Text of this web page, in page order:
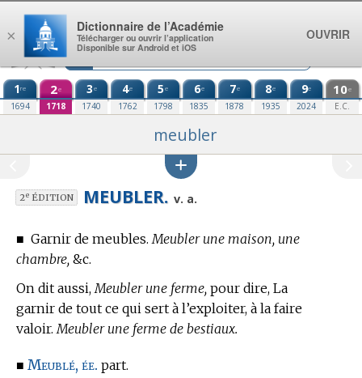
Aller au contenu
1re
1694
2e
1718
3e
1740
4e
1762
5e
1798
6e
1835
7e
1878
8e
1935
9e
2024
10e
E.C.
meubler
2eÉDITION MEUBLER. v. a.
■ Garnir de meubles. Meubler une maison, une
chambre, &c.
On dit aussi, Meubler une ferme, pour dire, La
garnir de tout ce qui sert à l’exploiter, à la faire
valoir. Meubler une ferme de bestiaux.
■ Meublé, ée. part.
×
Dictionnaire de l’Académie
Télécharger ou ouvrir l’application
Disponible sur Android et iOS
OUVRIR